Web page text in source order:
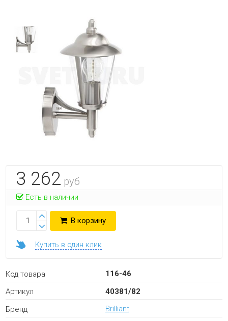
Распродажа
Еще
3 262 руб
Есть в наличии
В корзину
Купить в один клик
Код товара
116-46
Артикул
40381/82
Бренд
Brilliant